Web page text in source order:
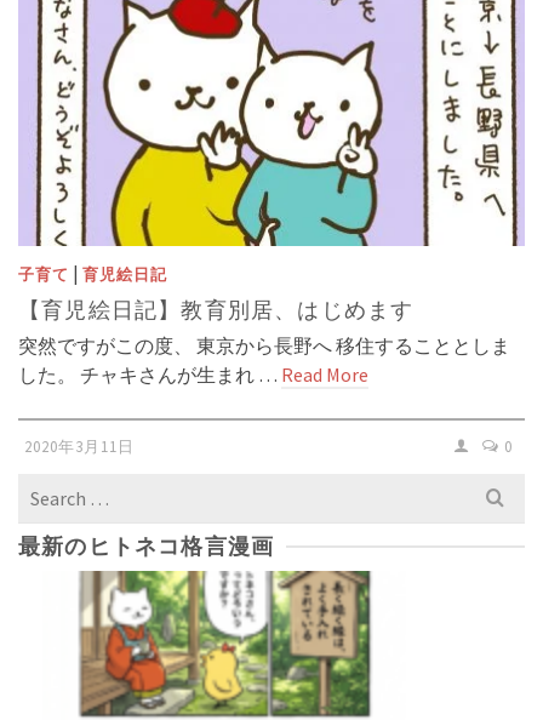
子育て | 育児絵日記
【育児絵日記】教育別居、はじめます
突然ですがこの度、 東京から長野へ 移住することとしま
した。 チャキさんが生まれ … Read More
2020年3月11日 0
Search
最新のヒトネコ格言漫画